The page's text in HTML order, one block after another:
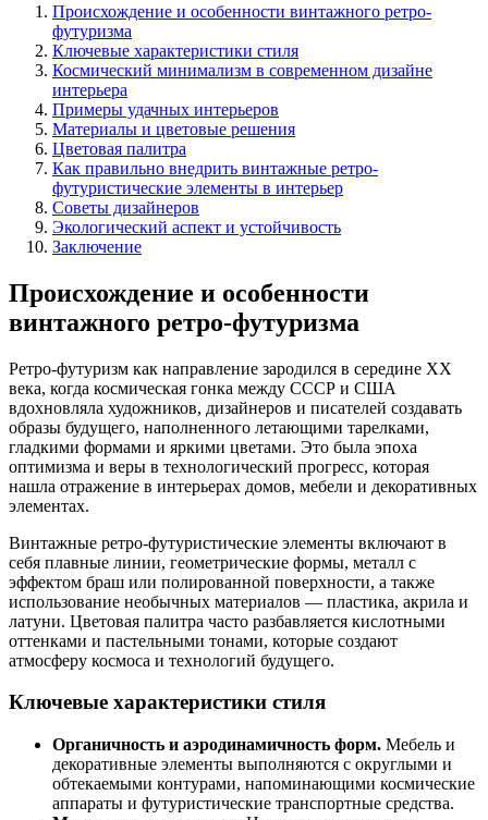
Происхождение и особенности винтажного ретро-
футуризма
Ключевые характеристики стиля
Космический минимализм в современном дизайне
интерьера
Примеры удачных интерьеров
Материалы и цветовые решения
Цветовая палитра
Как правильно внедрить винтажные ретро-
футуристические элементы в интерьер
Советы дизайнеров
Экологический аспект и устойчивость
Заключение
Происхождение и особенности
винтажного ретро-футуризма
Ретро-футуризм как направление зародился в середине XX
века, когда космическая гонка между СССР и США
вдохновляла художников, дизайнеров и писателей создавать
образы будущего, наполненного летающими тарелками,
гладкими формами и яркими цветами. Это была эпоха
оптимизма и веры в технологический прогресс, которая
нашла отражение в интерьерах домов, мебели и декоративных
элементах.
Винтажные ретро-футуристические элементы включают в
себя плавные линии, геометрические формы, металл с
эффектом браш или полированной поверхности, а также
использование необычных материалов — пластика, акрила и
латуни. Цветовая палитра часто разбавляется кислотными
оттенками и пастельными тонами, которые создают
атмосферу космоса и технологий будущего.
Ключевые характеристики стиля
Органичность и аэродинамичность форм. Мебель и
декоративные элементы выполняются с округлыми и
обтекаемыми контурами, напоминающими космические
аппараты и футуристические транспортные средства.